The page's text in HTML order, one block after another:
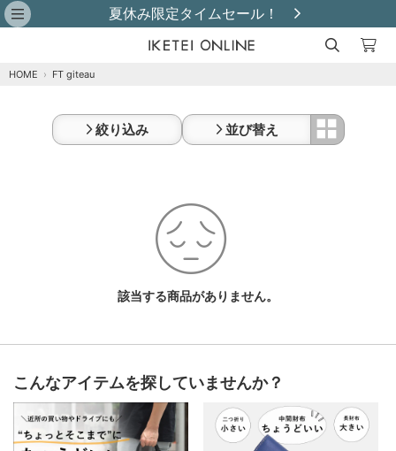
夏休み限定タイムセール！
HOME › FT giteau
絞り込み 並び替え
該当する商品がありません。
こんなアイテムを探していませんか？